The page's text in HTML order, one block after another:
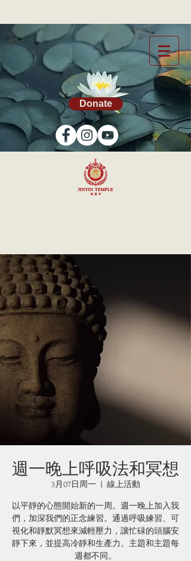
Donate
週一晚上呼吸法和冥想
3月07日周一
  |
線上活動
以平靜的心態開始新的一周。週一晚上加入我
們，加深我們的正念練習。通過呼吸練習、可
視化和靜默冥想來減輕壓力，讓忙碌的頭腦安
靜下來，並提高冷靜和生產力。主題和主題每
週都不同。